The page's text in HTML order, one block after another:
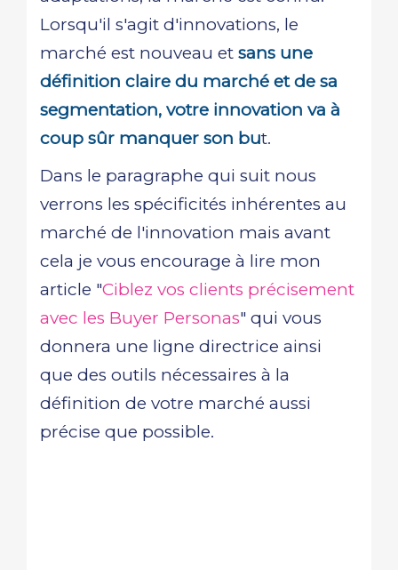
Lorsqu'il s'agit d'innovations, le
marché est nouveau et sans une
définition claire du marché et de sa
segmentation, votre innovation va à
coup sûr manquer son but.
Dans le paragraphe qui suit nous
verrons les spécificités inhérentes au
marché de l'innovation mais avant
cela je vous encourage à lire mon
article "Ciblez vos clients précisement
avec les Buyer Personas" qui vous
donnera une ligne directrice ainsi
que des outils nécessaires à la
définition de votre marché aussi
précise que possible.